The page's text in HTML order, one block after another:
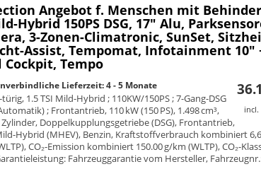
Angebot f. Menschen mit
Hybrid 150PS DSG, 17" Alu,
3-Zonen-Climatronic, SunSet,
Assist, Tempomat, Infotainment 10"
Tempo
incl.
Lieferzeit: 4 - 5 Monate
türig, 1.5 TSI Mild-Hybrid ; 110KW/150PS ; 7-Gang-DSG
; Frontantrieb, 110 kW (150 PS), 1.498 cm³,
Zylinder, Doppelkupplungsgetriebe (DSG), Frontantrieb,
Hybrid (MHEV), Benzin, Kraftstoffverbrauch kombiniert
CO₂-Emission kombiniert 150.00 g/km (WLTP), CO₂-
Fahrzeuggarantie vom Hersteller,